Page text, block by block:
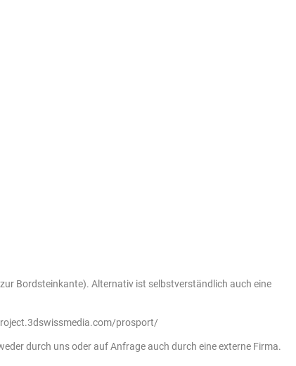
Bordsteinkante). Alternativ ist selbstverständlich auch eine
prosport/
durch uns oder auf Anfrage auch durch eine externe Firma.